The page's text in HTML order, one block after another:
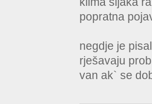
popratna
negdje je
rješavaju
van ak` se